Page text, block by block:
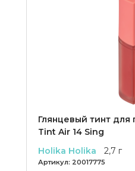
Глянцевый тинт для
Tint Air 14 Sing
Holika Holika
2,7 г
Артикул: 20017775